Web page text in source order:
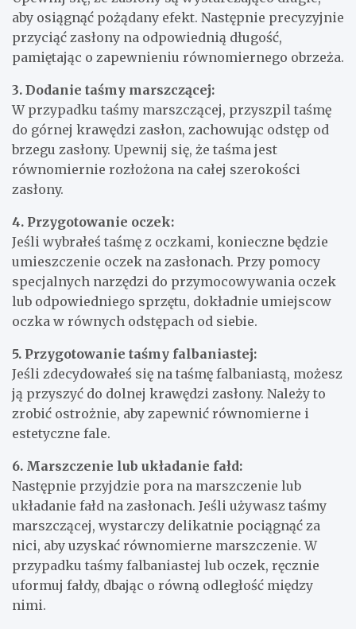
aby osiągnąć pożądany efekt. Następnie precyzyjnie
przyciąć zasłony na odpowiednią długość,
pamiętając o zapewnieniu równomiernego obrzeża.
3. Dodanie taśmy marszczącej:
W przypadku taśmy marszczącej, przyszpil taśmę
do górnej krawędzi zasłon, zachowując odstęp od
brzegu zasłony. Upewnij się, że taśma jest
równomiernie rozłożona na całej szerokości
zasłony.
4. Przygotowanie oczek:
Jeśli wybrałeś taśmę z oczkami, konieczne będzie
umieszczenie oczek na zasłonach. Przy pomocy
specjalnych narzędzi do przymocowywania oczek
lub odpowiedniego sprzętu, dokładnie umiejscow
oczka w równych odstępach od siebie.
5. Przygotowanie taśmy falbaniastej:
Jeśli zdecydowałeś się na taśmę falbaniastą, możesz
ją przyszyć do dolnej krawędzi zasłony. Należy to
zrobić ostrożnie, aby zapewnić równomierne i
estetyczne fale.
6. Marszczenie lub układanie fałd:
Następnie przyjdzie pora na marszczenie lub
układanie fałd na zasłonach. Jeśli używasz taśmy
marszczącej, wystarczy delikatnie pociągnąć za
nici, aby uzyskać równomierne marszczenie. W
przypadku taśmy falbaniastej lub oczek, ręcznie
uformuj fałdy, dbając o równą odległość między
nimi.